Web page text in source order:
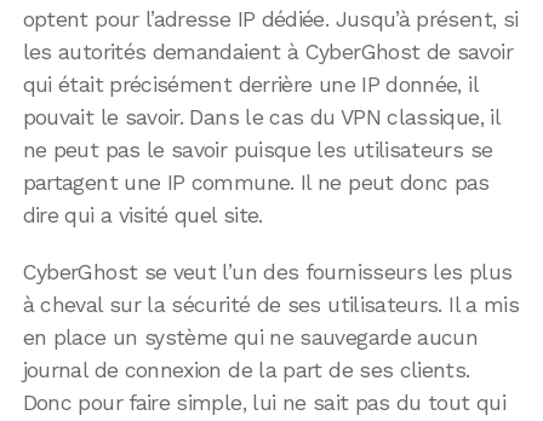
optent pour l’adresse IP dédiée. Jusqu’à présent, si
les autorités demandaient à CyberGhost de savoir
qui était précisément derrière une IP donnée, il
pouvait le savoir. Dans le cas du VPN classique, il
ne peut pas le savoir puisque les utilisateurs se
partagent une IP commune. Il ne peut donc pas
dire qui a visité quel site.
CyberGhost se veut l’un des fournisseurs les plus
à cheval sur la sécurité de ses utilisateurs. Il a mis
en place un système qui ne sauvegarde aucun
journal de connexion de la part de ses clients.
Donc pour faire simple, lui ne sait pas du tout qui